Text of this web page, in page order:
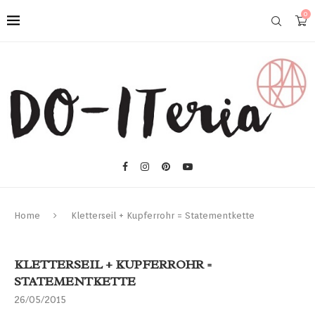
0
Home Kletterseil + Kupferrohr = Statementkette
KLETTERSEIL + KUPFERROHR =
STATEMENTKETTE
26/05/2015